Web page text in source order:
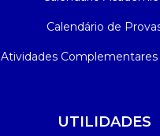
Calendário de
Atividades Complementares
UTILIDADES